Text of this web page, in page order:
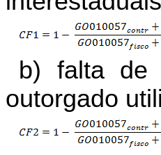
b) falta de
outorgado